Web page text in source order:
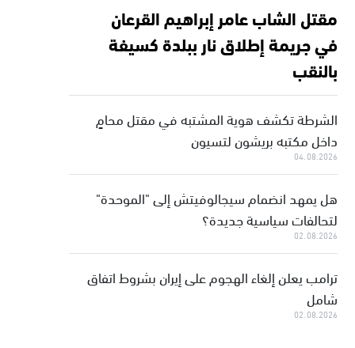
مقتل الشاب عامر إبراهيم القرعان
في جريمة إطلاق نار ببلدة كسيفة
بالنقب
الشرطة تكشف هوية المشتبه في مقتل محامٍ
داخل مكتبه بريشون لتسيون
04.08.2026
هل يمهد انضمام سيجالوفيتش إلى "الموحدة"
لتحالفات سياسية جديدة؟
02.08.2026
ترامب يعلن إلغاء الهجوم على إيران بشروط اتفاق
شامل
02.08.2026